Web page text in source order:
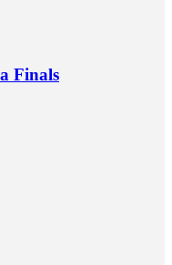
Finals